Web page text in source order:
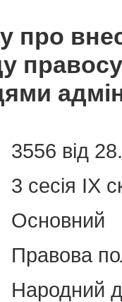
про
3556 від
3 сесія IX
Основний
Правова
Народний